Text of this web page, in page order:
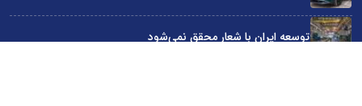
توسعه ایران با شعار محقق نمی‌شود